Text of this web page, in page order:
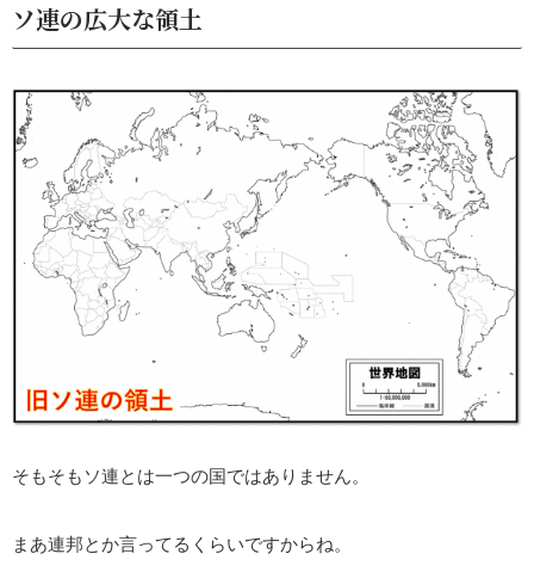
ソ連の広大な領土
そもそもソ連とは一つの国ではありません。
まあ連邦とか言ってるくらいですからね。